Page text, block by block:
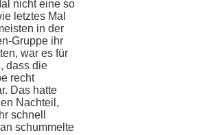
nicht eine so
letztes Mal
in der
Gruppe ihr
war es für
dass die
recht
Das hatte
Nachteil,
schnell
schummelte